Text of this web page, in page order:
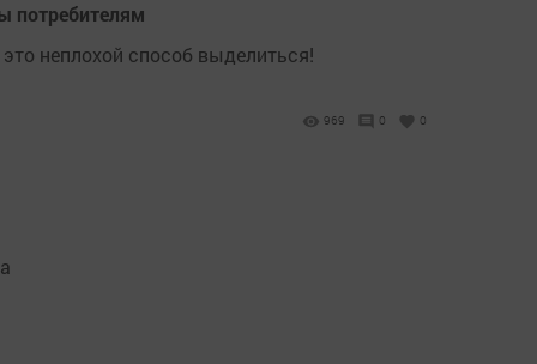
потребителям
неплохой способ выделиться!
969 0 0